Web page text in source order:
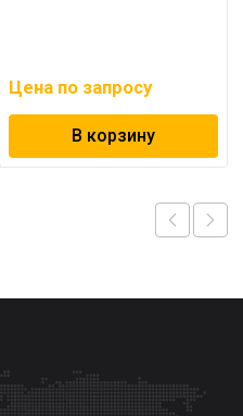
Цена по запросу
В корзину